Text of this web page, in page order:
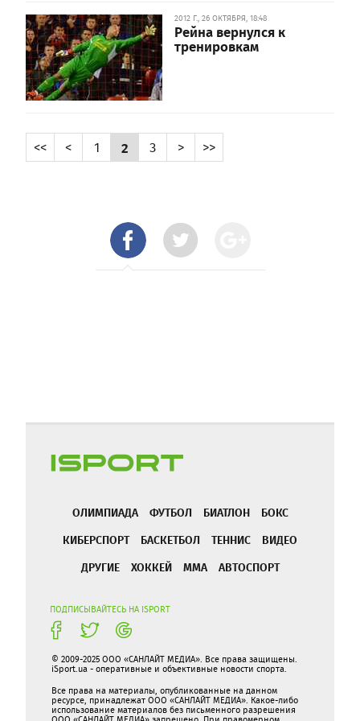
2012 Г., 26 ОКТЯБРЯ, 18:48
Рейна вернулся к
тренировкам
<< < 1 2 3 > >>
ОЛИМПИАДА ФУТБОЛ БИАТЛОН
БОКС
КИБЕРСПОРТ
БАСКЕТБОЛ ТЕННИС
ВИДЕО
ДРУГИЕ
ХОККЕЙ ММА АВТОСПОРТ
ПОДПИСЫВАЙТЕСЬ НА ISPORT
© 2009-2025 ООО «САНЛАЙТ МЕДИА». Все права защищены.
iSport.ua - оперативные и объективные новости спорта.
Все права на материалы, опубликованные на данном
ресурсе, принадлежат ООО «САНЛАЙТ МЕДИА». Какое-либо
использование материалов без письменного разрешения